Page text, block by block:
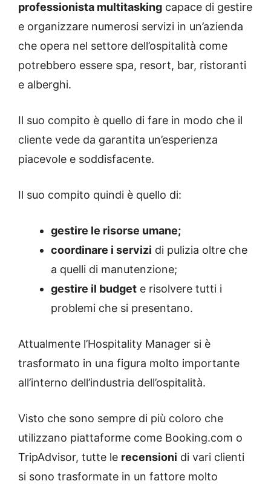
professionista multitasking capace di gestire
e organizzare numerosi servizi in un’azienda
che opera nel settore dell’ospitalità come
potrebbero essere spa, resort, bar, ristoranti
e alberghi.
Il suo compito è quello di fare in modo che il
cliente vede da garantita un’esperienza
piacevole e soddisfacente.
Il suo compito quindi è quello di:
gestire le risorse umane;
coordinare i servizi di pulizia oltre che
a quelli di manutenzione;
gestire il budget e risolvere tutti i
problemi che si presentano.
Attualmente l’Hospitality Manager si è
trasformato in una figura molto importante
all’interno dell’industria dell’ospitalità.
Visto che sono sempre di più coloro che
utilizzano piattaforme come Booking.com o
TripAdvisor, tutte le recensioni di vari clienti
si sono trasformate in un fattore molto